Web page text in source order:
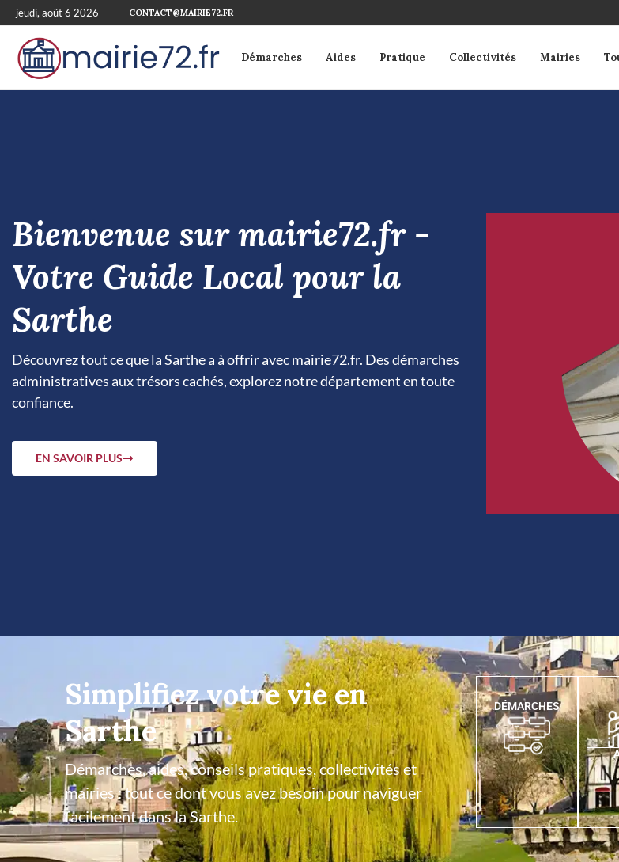
jeudi, août 6 2026 - CONTACT@MAIRIE72.FR
Démarches Aides Pratique Collectivités Mairies
Bienvenue sur mairie72.fr -
Votre Guide Local pour la
Sarthe
Découvrez tout ce que la Sarthe a à offrir avec mairie72.fr. Des démarches
administratives aux trésors cachés, explorez notre département en toute
confiance.
EN SAVOIR PLUS
Simplifiez votre vie en
Sarthe
Démarches, aides, conseils pratiques, collectivités et
mairies : tout ce dont vous avez besoin pour naviguer
facilement dans la Sarthe.
DÉMARCHES